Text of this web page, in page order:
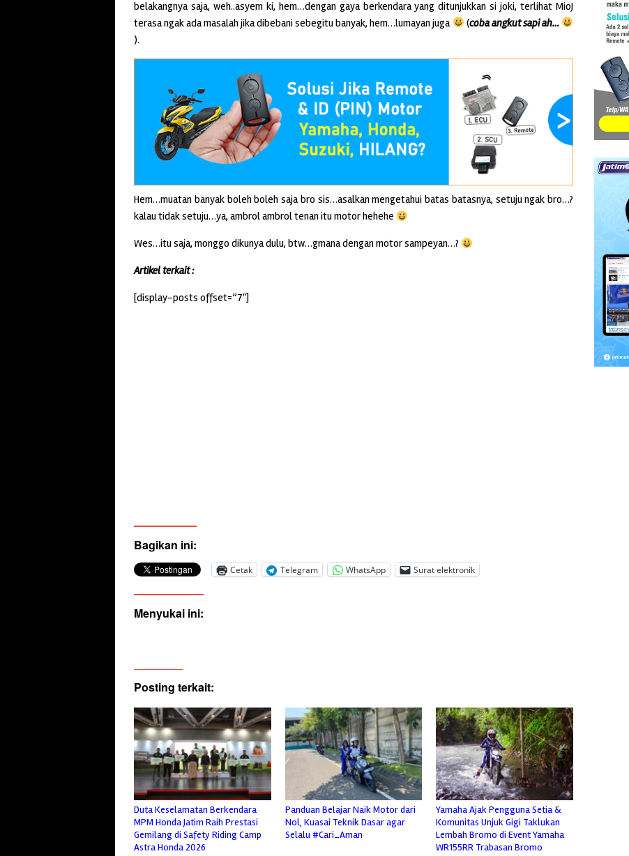
belakangnya saja, weh..asyem ki, hem…dengan gaya berkendara yang ditunjukkan si joki, terlihat MioJ
terasa ngak ada masalah jika dibebani sebegitu banyak, hem…lumayan juga
(coba angkut sapi ah…
).
Hem…muatan banyak boleh boleh saja bro sis…asalkan mengetahui batas batasnya, setuju ngak bro…?
kalau tidak setuju…ya, ambrol ambrol tenan itu motor hehehe
Wes…itu saja, monggo dikunya dulu, btw…gmana dengan motor sampeyan…?
Artikel terkait :
[display-posts offset=”7″]
Bagikan ini:
Cetak Telegram WhatsApp Surat elektronik
Menyukai ini:
Posting terkait:
Duta Keselamatan Berkendara
MPM Honda Jatim Raih Prestasi
Gemilang di Safety Riding Camp
Astra Honda 2026
Panduan Belajar Naik Motor dari
Nol, Kuasai Teknik Dasar agar
Selalu #Cari_Aman
Yamaha Ajak Pengguna Setia &
Komunitas Unjuk Gigi Taklukan
Lembah Bromo di Event Yamaha
WR155RR Trabasan Bromo